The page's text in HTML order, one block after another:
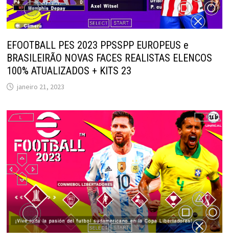
EFOOTBALL PES 2023 PPSSPP EUROPEUS e
BRASILEIRÃO NOVAS FACES REALISTAS ELENCOS
100% ATUALIZADOS + KITS 23
janeiro 21, 2023